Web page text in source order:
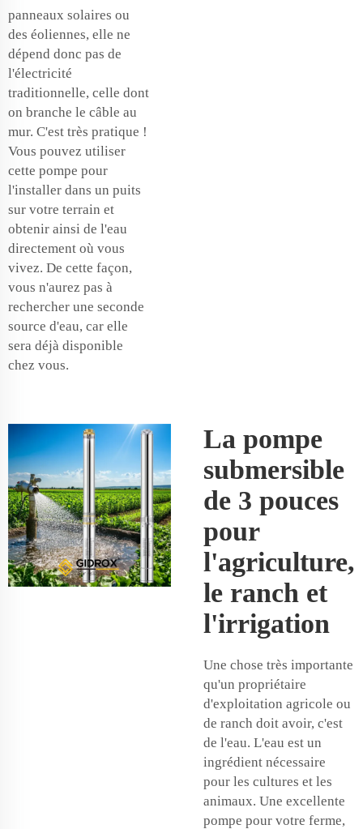
panneaux solaires ou
des éoliennes, elle ne
dépend donc pas de
l'électricité
traditionnelle, celle dont
on branche le câble au
mur. C'est très pratique !
Vous pouvez utiliser
cette pompe pour
l'installer dans un puits
sur votre terrain et
obtenir ainsi de l'eau
directement où vous
vivez. De cette façon,
vous n'aurez pas à
rechercher une seconde
source d'eau, car elle
sera déjà disponible
chez vous.
La pompe
submersible
de 3 pouces
pour
l'agriculture,
le ranch et
l'irrigation
Une chose très importante
qu'un propriétaire
d'exploitation agricole ou
de ranch doit avoir, c'est
de l'eau. L'eau est un
ingrédient nécessaire
pour les cultures et les
animaux. Une excellente
pompe pour votre ferme,